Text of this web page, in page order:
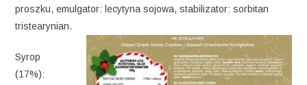
proszku, emulgator: lecytyna sojowa, stabilizator: sorbitan
tristearynian.
Syrop
(17%):